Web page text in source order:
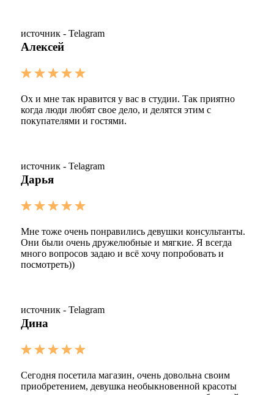
источник - Telagram
Алексей
Ох и мне так нравится у вас в студии. Так приятно
когда люди любят свое дело, и делятся этим с
покупателями и гостями.
источник - Telagram
Дарья
Мне тоже очень понравились девушки консультанты.
Они были очень дружелюбные и мягкие. Я всегда
много вопросов задаю и всё хочу попробовать и
посмотреть))
источник - Telagram
Дина
Сегодня посетила магазин, очень довольна своим
приобретением, девушка необыкновенной красоты